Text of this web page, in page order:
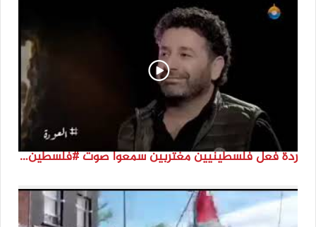
ردة فعل فلسطينيين مغتربين سمعوا صوت #فلسطين لأول مرة #نتماء2022 #القدس_موعدنا #النكبة74